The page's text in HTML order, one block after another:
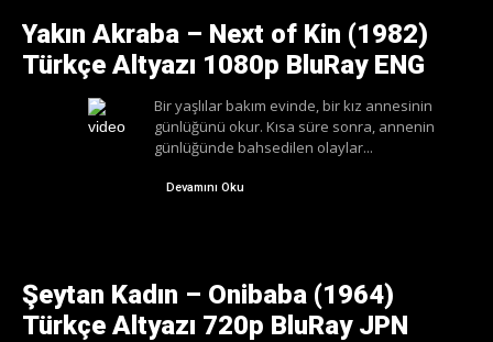
Yakın Akraba – Next of Kin (1982)
Türkçe Altyazı 1080p BluRay ENG
Bir yaşlılar bakım evinde, bir kız annesinin
günlüğünü okur. Kısa süre sonra, annenin
günlüğünde bahsedilen olaylar...
Devamını Oku
Şeytan Kadın – Onibaba (1964)
Türkçe Altyazı 720p BluRay JPN